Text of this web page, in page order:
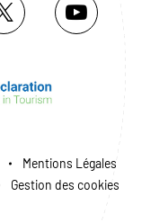
Mentions Légales
Gestion des cookies